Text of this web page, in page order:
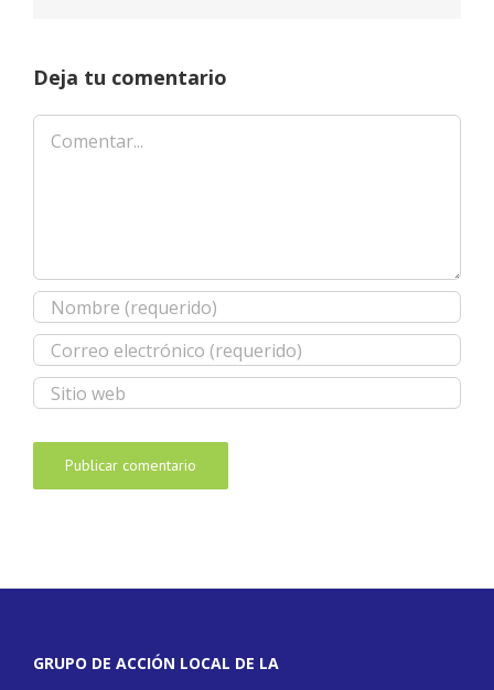
Deja tu comentario
Comentar
GRUPO DE ACCIÓN LOCAL DE LA